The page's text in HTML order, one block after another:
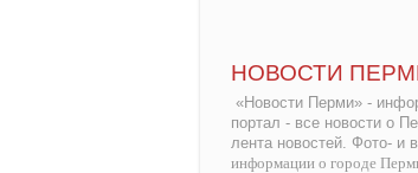
НОВОСТИ
«Новости Перми» -
портал - все новости о
лента новостей. Фото- и
информации о городе